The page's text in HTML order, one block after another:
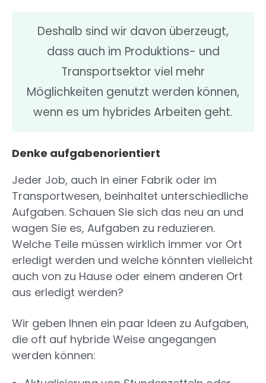
Deshalb sind wir davon überzeugt,
dass auch im Produktions- und
Transportsektor viel mehr
Möglichkeiten genutzt werden können,
wenn es um hybrides Arbeiten geht.
Denke aufgabenorientiert
Jeder Job, auch in einer Fabrik oder im
Transportwesen, beinhaltet unterschiedliche
Aufgaben. Schauen Sie sich das neu an und
wagen Sie es, Aufgaben zu reduzieren.
Welche Teile müssen wirklich immer vor Ort
erledigt werden und welche könnten vielleicht
auch von zu Hause oder einem anderen Ort
aus erledigt werden?
Wir geben Ihnen ein paar Ideen zu Aufgaben,
die oft auf hybride Weise angegangen
werden können: